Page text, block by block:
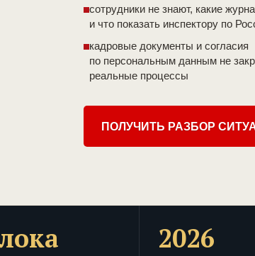
сотрудники не знают, какие
и что показать инспектору по
кадровые документы и согласия
по персональным данным не
реальные процессы
ПОЛУЧИТЬ РАЗБОР
2026